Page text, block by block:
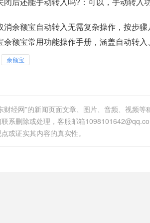
额宝自动转入无需复杂操作，按步骤
余额宝常用功能操作手册，涵盖自动转
余额宝
财经网”的新闻页面文章、图片、音频、视频
或证实其内容的真实性。